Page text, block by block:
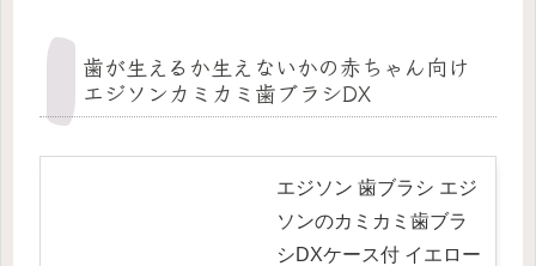
歯が生えるか生えないかの赤ちゃん向け
エジソンカミカミ歯ブラシDX
エジソン 歯ブラシ エジ
ソンのカミカミ歯ブラ
シDXケース付 イエロー